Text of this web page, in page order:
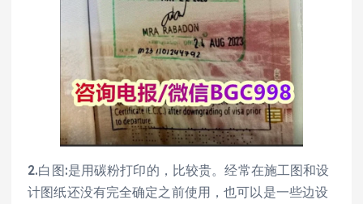
2.白图:是用碳粉打印的，比较贵。经常在施工图和设
计图纸还没有完全确定之前使用，也可以是一些边设